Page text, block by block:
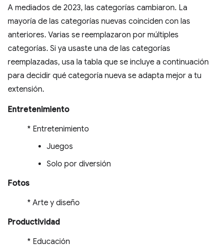
A mediados de 2023, las categorías cambiaron. La
mayoría de las categorías nuevas coinciden con las
anteriores. Varias se reemplazaron por múltiples
categorías. Si ya usaste una de las categorías
reemplazadas, usa la tabla que se incluye a continuación
para decidir qué categoría nueva se adapta mejor a tu
extensión.
Entretenimiento
* Entretenimiento
Juegos
Solo por diversión
Fotos
* Arte y diseño
Productividad
* Educación